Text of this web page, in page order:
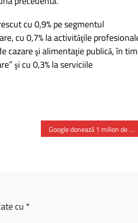
cu 0,9% pe segmentul
cu 0,7% la activităţile
cazare şi alimentaţie publică, în
şi cu 0,3% la serviciile
Google donează 1 milion de dolari fondului de inaugurare al lui Donald Trump
cu *